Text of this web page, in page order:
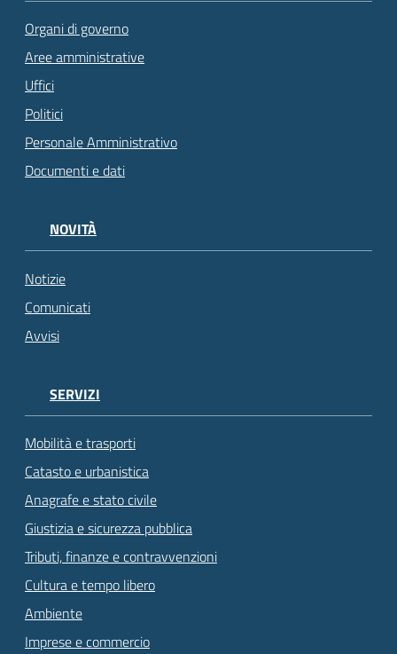
Organi di governo
Aree amministrative
Uffici
Politici
Personale Amministrativo
Documenti e dati
NOVITÀ
Notizie
Comunicati
Avvisi
SERVIZI
Mobilità e trasporti
Catasto e urbanistica
Anagrafe e stato civile
Giustizia e sicurezza pubblica
Tributi, finanze e contravvenzioni
Cultura e tempo libero
Ambiente
Imprese e commercio